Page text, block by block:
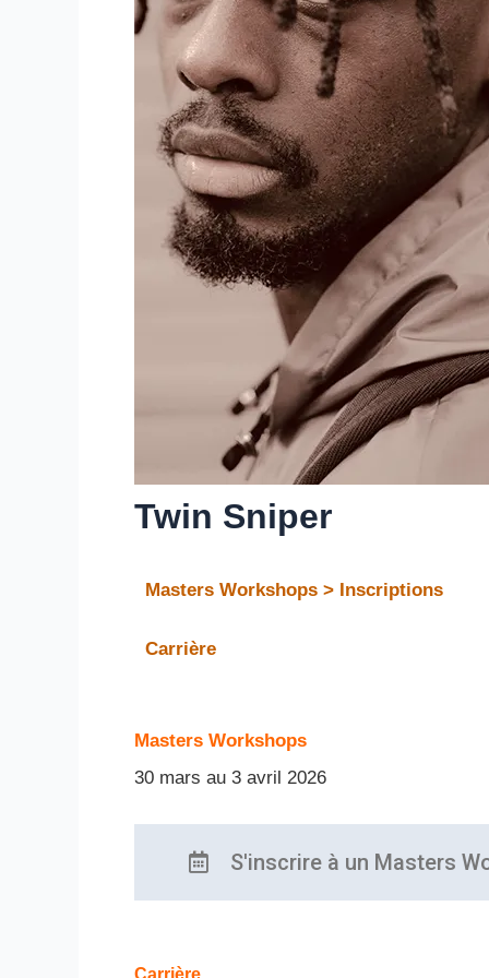
Twin Sniper
Masters Workshops > Inscriptions
Carrière
Masters Workshops
30 mars au 3 avril 2026
S'inscrire à un Masters
Carrière